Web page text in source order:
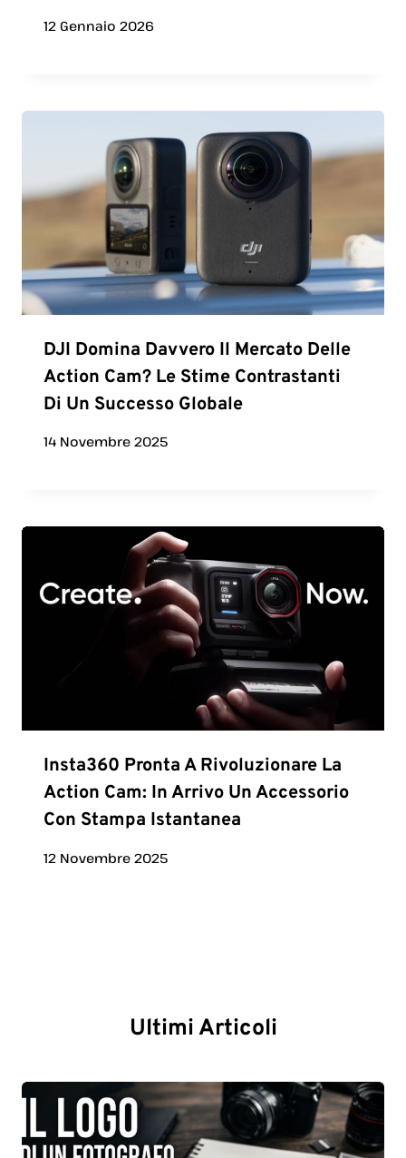
12 Gennaio 2026
DJI Domina Davvero Il Mercato Delle
Action Cam? Le Stime Contrastanti
Di Un Successo Globale
14 Novembre 2025
Insta360 Pronta A Rivoluzionare La
Action Cam: In Arrivo Un Accessorio
Con Stampa Istantanea
12 Novembre 2025
Ultimi Articoli